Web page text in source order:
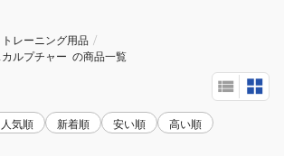
レーニング用品 /
ルプチャー の商品一覧
人気順 新着順 安い順 高い順